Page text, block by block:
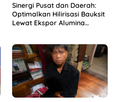
Sinergi Pusat dan Daerah:
Optimalkan Hilirisasi Bauksit
Lewat Ekspor Alumina